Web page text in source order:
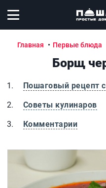
Открыть меню
Главная Первые блюда
Борщ
Пошаговый рецепт
Советы кулинаров
Комментарии
Борщ черниговский